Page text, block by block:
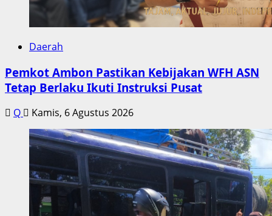
Daerah
Pemkot Ambon Pastikan Kebijakan WFH ASN
Tetap Berlaku Ikuti Instruksi Pusat
Q Kamis, 6 Agustus 2026